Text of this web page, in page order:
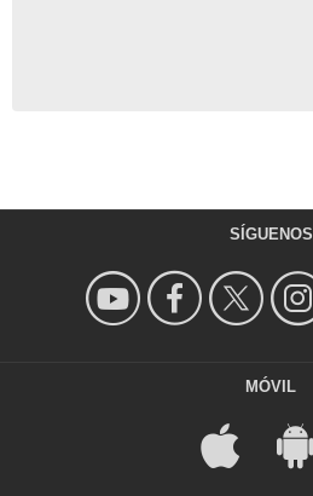
SÍGUENOS
MÓVIL